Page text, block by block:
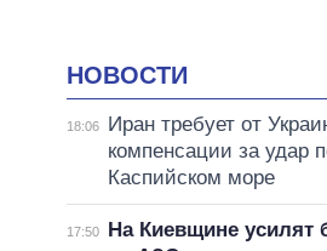
НОВОСТИ
18:06
Иран требует от
компенсации за удар
Каспийском море
17:50
На Киевщине усилят